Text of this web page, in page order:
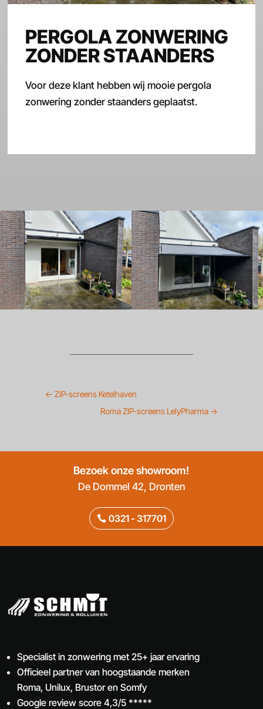
PERGOLA ZONWERING
ZONDER STAANDERS
Voor deze klant hebben wij mooie pergola
zonwering zonder staanders geplaatst.
← ZIP-screens Ketelhaven
Roma ZIP-screens LelyPharma →
Bezoek onze showroom!
De Dommel 42, Dronten
0321 - 317701
Specialist in zonwering met 25+ jaar ervaring
Officieel partner van hoogstaande merken
Roma, Unilux, Brustor en Somfy
Google review score 4,3/5 *****